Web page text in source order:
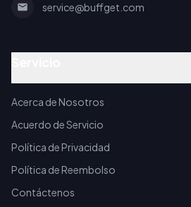
service@buffget.com
Acerca de Nosotros
Acuerdo de Servicio
Política de Privacidad
Política de Reembolso
Contáctenos